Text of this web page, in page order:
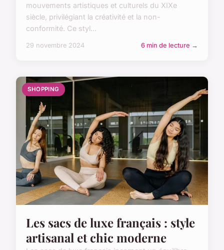
mouvements artistiques et culturels du XIXe
siècle, privilégiant la créativité et la non-
conformité. Ce styl...
29 novembre 2024 6 min de lecture →
SHOPPING
Les sacs de luxe français : style
artisanal et chic moderne